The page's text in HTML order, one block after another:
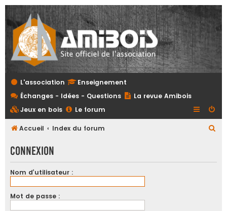
L'association
Enseignement
Échanges - Idées - Questions
La revue Amibois
Jeux en bois
Le forum
Accueil Index du forum
Connexion
Nom d’utilisateur :
Mot de passe :